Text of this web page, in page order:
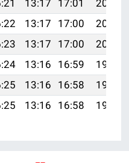
13:17 17:01
20:03
13:17 17:00
20:02
13:17 17:00
20:01
13:16 16:59
19:59
13:16 16:58
19:58
13:16 16:58 19:56